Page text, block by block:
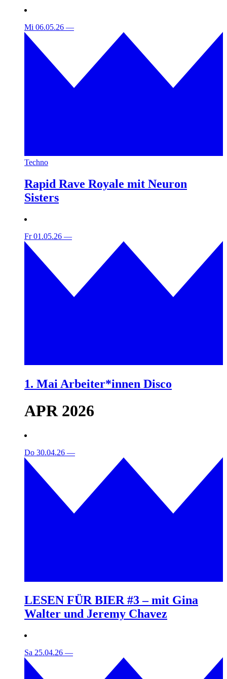
Mi 06.05.26 —
Techno
Rapid Rave Royale mit Neuron
Sisters
Fr 01.05.26 —
1. Mai Arbeiter*innen Disco
APR 2026
Do 30.04.26 —
LESEN FÜR BIER #3 – mit Gina
Walter und Jeremy Chavez
Sa 25.04.26 —